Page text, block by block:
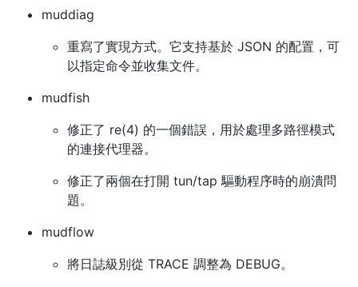
muddiag
重寫了實現方式。它支持基於 JSON 的配置，可
以指定命令並收集文件。
mudfish
修正了 re(4) 的一個錯誤，用於處理多路徑模式
的連接代理器。
修正了兩個在打開 tun/tap 驅動程序時的崩潰問
題。
mudflow
將日誌級別從 TRACE 調整為 DEBUG。